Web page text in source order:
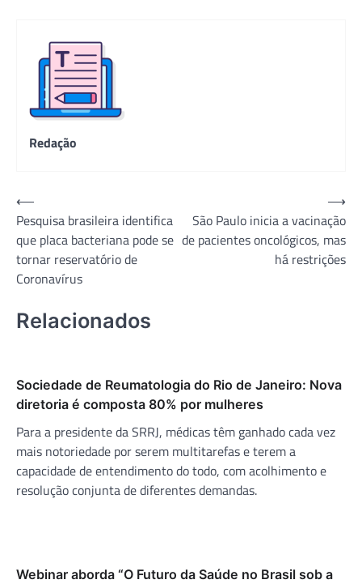
Redação
Navegação
de
Post
⟵
Pesquisa brasileira identifica
que placa bacteriana pode se
tornar reservatório de
Coronavírus
São Paulo inicia a vacinação
de pacientes oncológicos, mas
há restrições
⟶
Relacionados
Sociedade de Reumatologia do Rio de Janeiro: Nova
diretoria é composta 80% por mulheres
Para a presidente da SRRJ, médicas têm ganhado cada vez
mais notoriedade por serem multitarefas e terem a
capacidade de entendimento do todo, com acolhimento e
resolução conjunta de diferentes demandas.
Webinar aborda “O Futuro da Saúde no Brasil sob a